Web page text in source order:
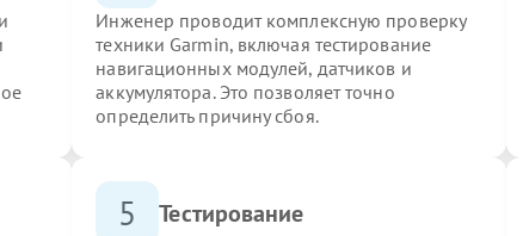
Инженер проводит комплексную проверку
техники Garmin, включая тестирование
навигационных модулей, датчиков и
аккумулятора. Это позволяет точно
определить причину сбоя.
5 Тестирование